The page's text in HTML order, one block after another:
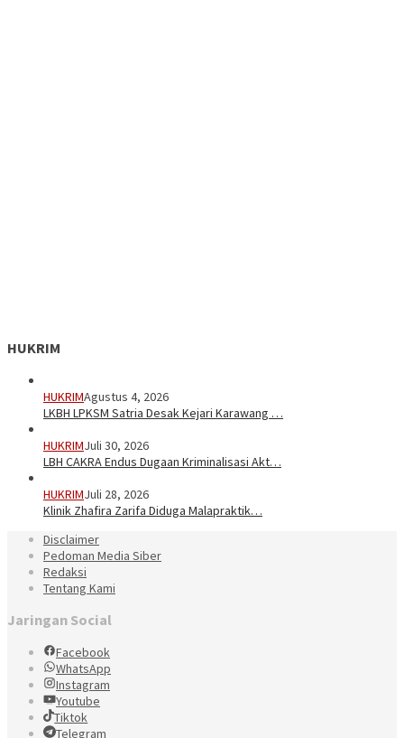
HUKRIM
HUKRIMAgustus 4, 2026
LKBH LPKSM Satria Desak Kejari Karawang …
HUKRIMJuli 30, 2026
LBH CAKRA Endus Dugaan Kriminalisasi Akt…
HUKRIMJuli 28, 2026
Klinik Zhafira Zarifa Diduga Malapraktik…
Disclaimer
Pedoman Media Siber
Redaksi
Tentang Kami
Jaringan Social
Facebook
WhatsApp
Instagram
Youtube
Tiktok
Telegram